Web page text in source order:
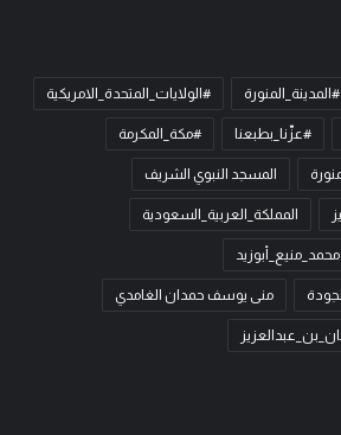
#المدينة_المنورة #الولايات_المتحدة_الامريكية
#عزّنا_بطبعنا #مكة_المكرمة
المسجد النبوي الشريف
المملكة_العربية_السعودية
محمد_منيع_أبوزيد
منى يوسف حمدان الغامدي